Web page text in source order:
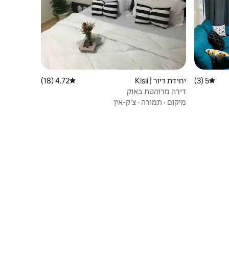
דירוג ממוצע של 5 מתוך 5, 3 ביקורות
5 (3)
יחידת דיור | Kisii דירוג ממוצע של 4.72 מתוך 5, 18 ביקורות
4.72 (18)
דירה מרוהטת באוק
מיקום · תמורה · צ'ק-אין